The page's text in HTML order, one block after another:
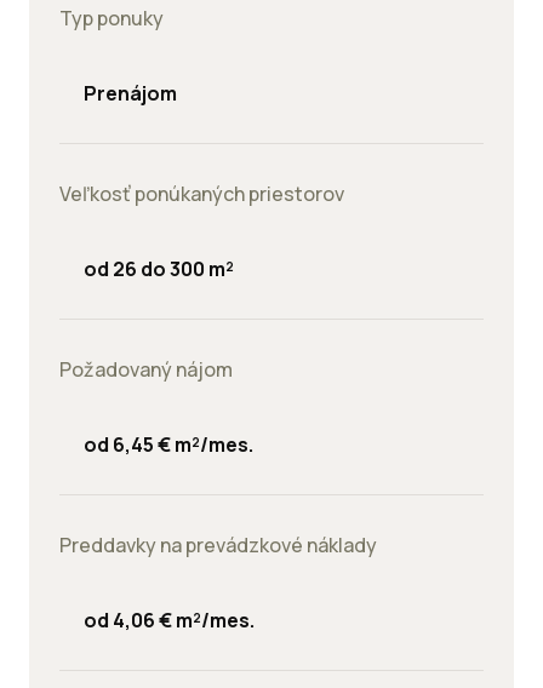
Typ ponuky
Prenájom
Veľkosť ponúkaných priestorov
od 26 do 300 m²
Požadovaný nájom
od 6,45 € m²/mes.
Preddavky na prevádzkové náklady
od 4,06 € m²/mes.